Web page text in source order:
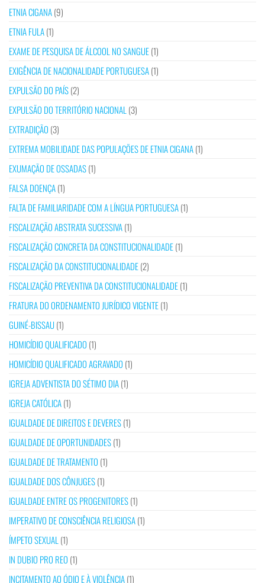
ETNIA CIGANA(9)
ETNIA FULA(1)
EXAME DE PESQUISA DE ÁLCOOL NO SANGUE(1)
EXIGÊNCIA DE NACIONALIDADE PORTUGUESA(1)
EXPULSÃO DO PAÍS(2)
EXPULSÃO DO TERRITÓRIO NACIONAL (3)
EXTRADIÇÃO (3)
EXTREMA MOBILIDADE DAS POPULAÇÕES DE ETNIA CIGANA(1)
EXUMAÇÃO DE OSSADAS(1)
FALSA DOENÇA(1)
FALTA DE FAMILIARIDADE COM A LÍNGUA PORTUGUESA(1)
FISCALIZAÇÃO ABSTRATA SUCESSIVA(1)
FISCALIZAÇÃO CONCRETA DA CONSTITUCIONALIDADE(1)
FISCALIZAÇÃO DA CONSTITUCIONALIDADE(2)
FISCALIZAÇÃO PREVENTIVA DA CONSTITUCIONALIDADE(1)
FRATURA DO ORDENAMENTO JURÍDICO VIGENTE(1)
GUINÉ-BISSAU(1)
HOMICÍDIO QUALIFICADO (1)
HOMICÍDIO QUALIFICADO AGRAVADO (1)
IGREJA ADVENTISTA DO SÉTIMO DIA(1)
IGREJA CATÓLICA(1)
IGUALDADE DE DIREITOS E DEVERES(1)
IGUALDADE DE OPORTUNIDADES(1)
IGUALDADE DE TRATAMENTO (1)
IGUALDADE DOS CÔNJUGES(1)
IGUALDADE ENTRE OS PROGENITORES(1)
IMPERATIVO DE CONSCIÊNCIA RELIGIOSA(1)
ÍMPETO SEXUAL (1)
IN DUBIO PRO REO (1)
INCITAMENTO AO ÓDIO E À VIOLÊNCIA(1)